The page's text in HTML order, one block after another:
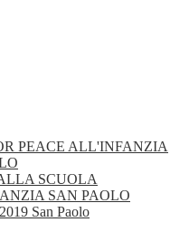
PEACE ALL'INFANZIA
SCUOLA
SAN PAOLO
San Paolo